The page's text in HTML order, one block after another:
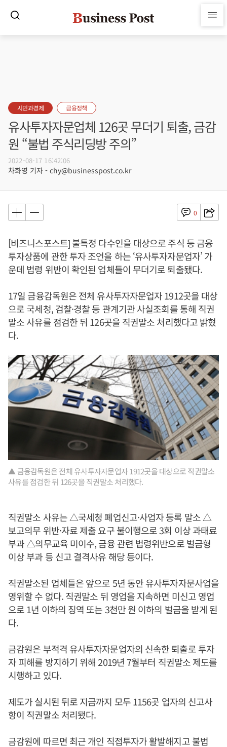
시민과경제 금융정책
유사투자자문업체 126곳 무더기 퇴출, 금감
원 “불법 주식리딩방 주의”
2022-08-17 16:42:06
차화영 기자 - chy@businesspost.co.kr
0
[비즈니스포스트] 불특정 다수인을 대상으로 주식 등 금융
투자상품에 관한 투자 조언을 하는 ‘유사투자자문업자’ 가
운데 법령 위반이 확인된 업체들이 무더기로 퇴출됐다.
17일 금융감독원은 전체 유사투자자문업자 1912곳을 대상
으로 국세청, 검찰·경찰 등 관계기관 사실조회를 통해 직권
말소 사유를 점검한 뒤 126곳을 직권말소 처리했다고 밝혔
다.
▲ 금융감독원은 전체 유사투자자문업자 1912곳을 대상으로 직권말소
사유를 점검한 뒤 126곳을 직권말소 처리했다.
직권말소 사유는 △국세청 폐업신고·사업자 등록 말소 △
보고의무 위반·자료 제출 요구 불이행으로 3회 이상 과태료
부과 △의무교육 미이수, 금융 관련 법령위반으로 벌금형
이상 부과 등 신고 결격사유 해당 등이다.
직권말소된 업체들은 앞으로 5년 동안 유사투자자문사업을
영위할 수 없다. 직권말소 뒤 영업을 지속하면 미신고 영업
으로 1년 이하의 징역 또는 3천만 원 이하의 벌금을 받게 된
다.
금감원은 부적격 유사투자자문업자의 신속한 퇴출로 투자
자 피해를 방지하기 위해 2019년 7월부터 직권말소 제도를
시행하고 있다.
제도가 실시된 뒤로 지금까지 모두 1156곳 업자의 신고사
항이 직권말소 처리됐다.
금감원에 따르면 최근 개인 직접투자가 활발해지고 불법